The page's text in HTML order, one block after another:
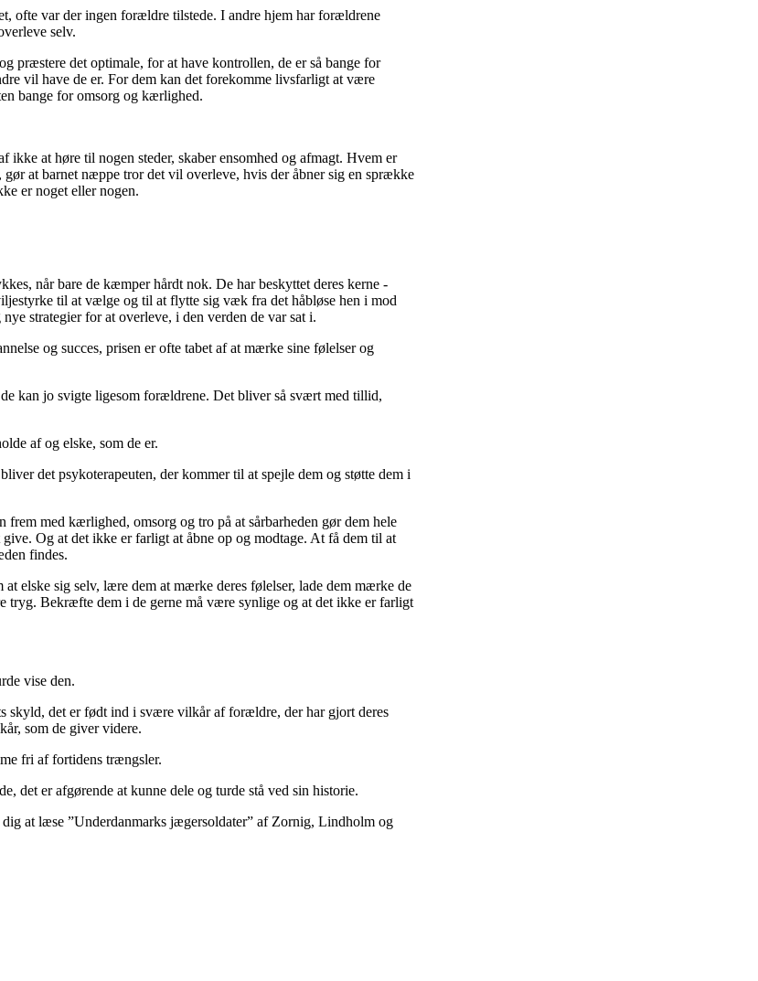
ofte var der ingen forældre tilstede. I andre hjem har forældrene
selv.
præstere det optimale, for at have kontrollen, de er så bange for
vil have de er. For dem kan det forekomme livsfarligt at være
bange for omsorg og kærlighed.
at høre til nogen steder, skaber ensomhed og afmagt. Hvem er
at barnet næppe tror det vil overleve, hvis der åbner sig en sprække
er noget eller nogen.
når bare de kæmper hårdt nok. De har beskyttet deres kerne -
til at vælge og til at flytte sig væk fra det håbløse hen i mod
strategier for at overleve, i den verden de var sat i.
og succes, prisen er ofte tabet af at mærke sine følelser og
kan jo svigte ligesom forældrene. Det bliver så svært med tillid,
af og elske, som de er.
det psykoterapeuten, der kommer til at spejle dem og støtte dem i
med kærlighed, omsorg og tro på at sårbarheden gør dem hele
Og at det ikke er farligt at åbne op og modtage. At få dem til at
findes.
elske sig selv, lære dem at mærke deres følelser, lade dem mærke de
tryg. Bekræfte dem i de gerne må være synlige og at det ikke er farligt
vise den.
skyld, det er født ind i svære vilkår af forældre, der har gjort deres
som de giver videre.
fri af fortidens trængsler.
det er afgørende at kunne dele og turde stå ved sin historie.
at læse ”Underdanmarks jægersoldater” af Zornig, Lindholm og